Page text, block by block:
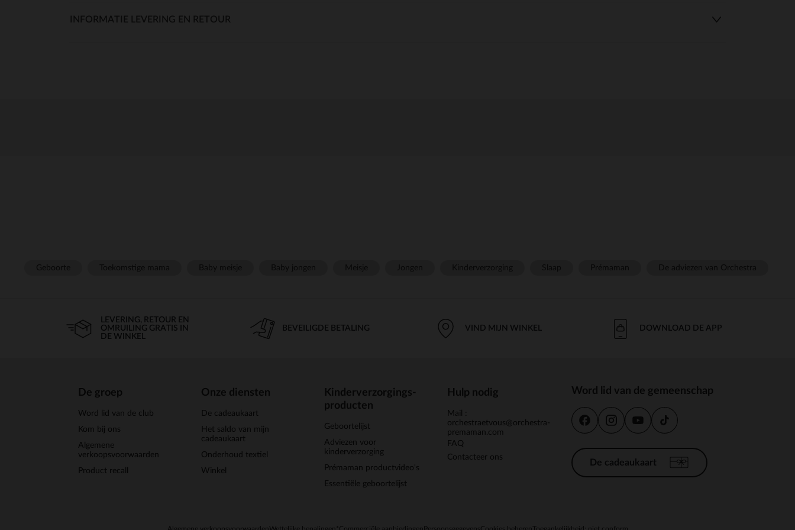
INFORMATIE LEVERING EN RETOUR
LEVERING, RETOUR EN
OMRUILING GRATIS IN
DE WINKEL
BEVEILIGDE BETALING VIND MIJN WINKEL DOWNLOAD DE APP
De groep
Word lid van de club
Kom bij ons
Algemene
verkoopsvoorwaarden
Product recall
Onze diensten
De cadeaukaart
Het saldo van mijn
cadeaukaart
Onderhoud textiel
Winkel
Kinderverzorgings-
producten
Geboortelijst
Adviezen voor
kinderverzorging
Prémaman productvideo's
Essentiële geboortelijst
Hulp nodig
Mail :
orchestraetvous@orchestra-
premaman.com
FAQ
Contacteer ons
Word lid van de gemeenschap
De cadeaukaart